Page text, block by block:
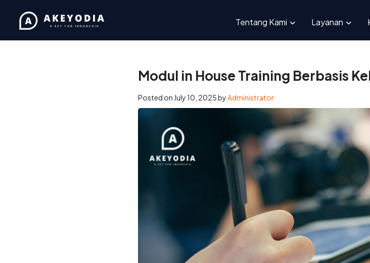
Tentang Kami Layanan
Modul in House Training Berbasis Kebutuhan
Modul in House Training Berbasis
Posted on July 10, 2025byAdministrator